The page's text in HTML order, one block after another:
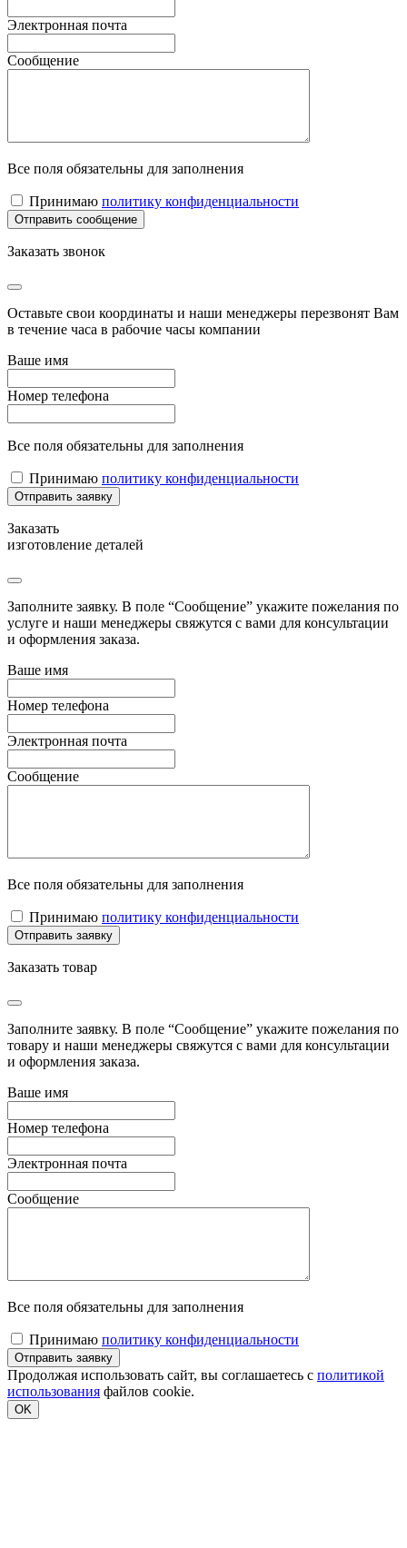
Электронная почта
Сообщение
Все поля обязательны для заполнения
Принимаю политику конфиденциальности
Заказать звонок
Оставьте свои координаты и наши менеджеры перезвонят Вам
в течение часа в рабочие часы компании
Ваше имя
Номер телефона
Все поля обязательны для заполнения
Принимаю политику конфиденциальности
Заказать
изготовление деталей
Заполните заявку. В поле “Сообщение” укажите пожелания по
услуге и наши менеджеры свяжутся с вами для консультации
и оформления заказа.
Ваше имя
Номер телефона
Электронная почта
Сообщение
Все поля обязательны для заполнения
Принимаю политику конфиденциальности
Заказать товар
Заполните заявку. В поле “Сообщение” укажите пожелания по
товару и наши менеджеры свяжутся с вами для консультации
и оформления заказа.
Ваше имя
Номер телефона
Электронная почта
Сообщение
Все поля обязательны для заполнения
Принимаю политику конфиденциальности
Продолжая использовать сайт, вы соглашаетесь с политикой
использования файлов cookie.
OK